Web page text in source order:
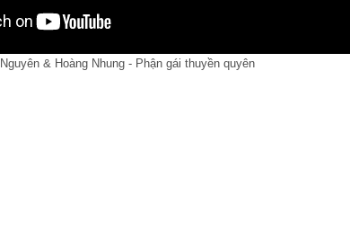
& Hoàng Nhung - Phận gái thuyền quyên